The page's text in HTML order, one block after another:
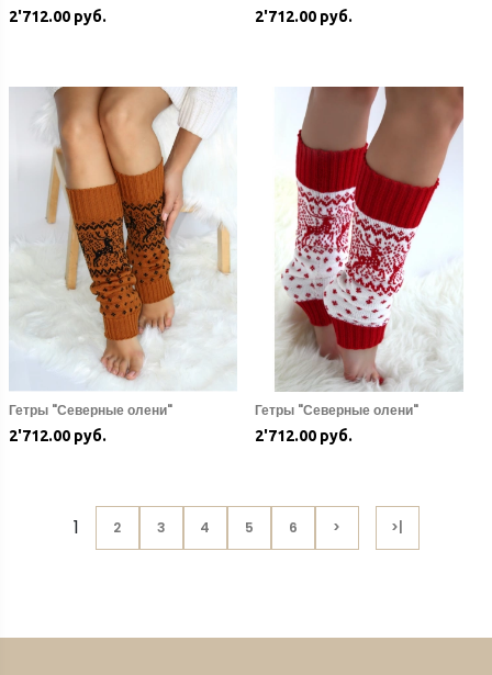
2'712.00 руб. 2'712.00 руб.
Гетры "Северные олени"
2'712.00 руб.
Гетры "Северные олени"
2'712.00 руб.
1 2 3 4 5 6 > >|